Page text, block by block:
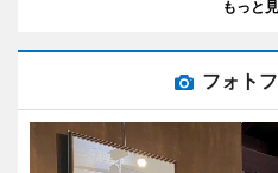
もっと
フォト